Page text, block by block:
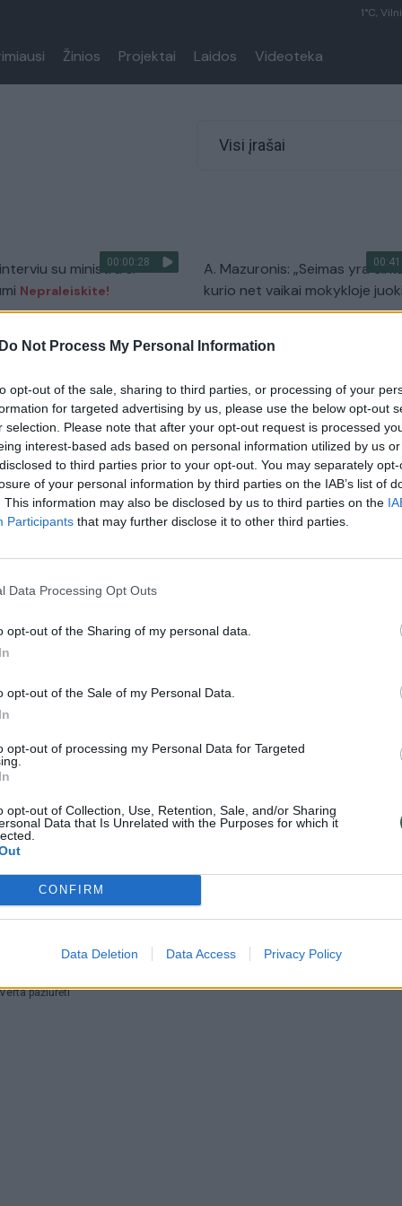
Do Not Process My Personal Information
opt-out of the sale, sharing to third parties, or processing of your
for targeted advertising by us, please use the below opt-out
selection. Please note that after your opt-out request is processed
interest-based ads based on personal information utilized by us
to third parties prior to your opt-out. You may separately
of your personal information by third parties on the IAB’s list of
This information may also be disclosed by us to third parties on the
Participants that may further disclose it to other third parties.
Data Processing Opt Outs
opt-out of the Sharing of my personal data.
opt-out of the Sale of my Personal Data.
opt-out of processing my Personal Data for Targeted
opt-out of Collection, Use, Retention, Sale, and/or Sharing
Data that Is Unrelated with the Purposes for which it
CONFIRM
Data Deletion Data Access Privacy Policy
1°C,
Žinios Projektai Laidos Videoteka
Visi įrašai
00:00:28
su ministru J.
Nepraleiskite!
A. Mazuronis: „Seimas yra
kurio net vaikai mokykloje
00:00:26
kritiškas, skaidrus ir
žvilgsnis į valdžios
Laida #NeSpaudai
Gintautas Paluckas: „Lūkesčiai
Seime visada didesni už
Laidos | NeSpaudai
00:44:29
Pranckiečio pareiškimų“
NeSpaudai
patarimų V. Pranckiečiui –
laimėti rinkimus ir kas
trukdo I. Šimonytei
NeSpaudai
pasitraukti: prieš rinkimus aš
Laidos | NeSpaudai
skirta nematomai įvykių
Verta pažiūrėti
Virginijus Sinkevičius apie
advokatų skandalą: seniai
Verta pažiūrėti